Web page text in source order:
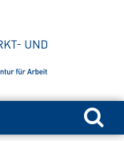
Suchen nach: